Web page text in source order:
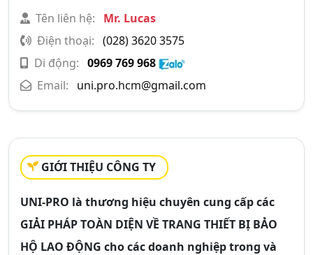
Tên liên hệ:
Mr. Lucas
Điện thoại: (028) 3620 3575
Di động: 0969 769 968
Email:
uni.pro.hcm@gmail.com
GIỚI THIỆU CÔNG TY
UNI-PRO là thương hiệu chuyên cung cấp các
GIẢI PHÁP TOÀN DIỆN VỀ TRANG THIẾT BỊ BẢO
HỘ LAO ĐỘNG cho các doanh nghiệp trong và